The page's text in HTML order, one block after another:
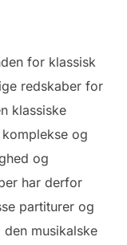
for klassisk
redskaber for
klassiske
og
og
har derfor
partiturer og
musikalske